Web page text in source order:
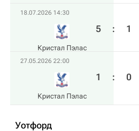
18.07.2026 14:30
Кристал Пэлас
5 : 1
27.05.2026 22:00
Кристал Пэлас
1 : 0
Уотфорд